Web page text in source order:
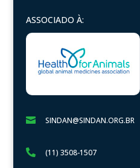
ASSOCIADO À:
 SINDAN@SINDAN.ORG.BR
 (11) 3508-1507